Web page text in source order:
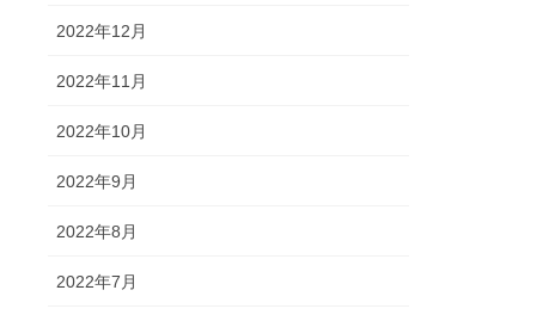
2022年12月
2022年11月
2022年10月
2022年9月
2022年8月
2022年7月